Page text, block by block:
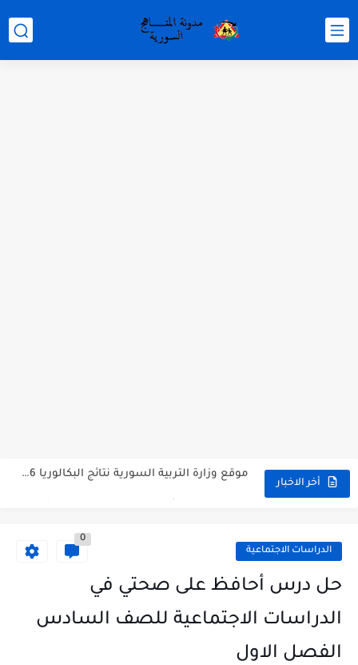
أخر الاخبار
سلم تصحيح مادة اللغة العربية لشهادة التعليم الاساسي والاعدادية الشرعية...
حل أسئلة الكيمياء بكالوريا علمي دورة 2026
الدراسات الاجتماعية
0
حل درس أحافظ على صحتي في
الدراسات الاجتماعية للصف السادس
الفصل الاول